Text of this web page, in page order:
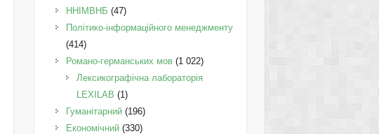
ННІМВНБ (47)
Політико-інформаційного менеджменту
(414)
Романо-германських мов(1 022)
Лексикографічна лабораторія
LEXILAB (1)
Гуманітарний(196)
Економічний(330)